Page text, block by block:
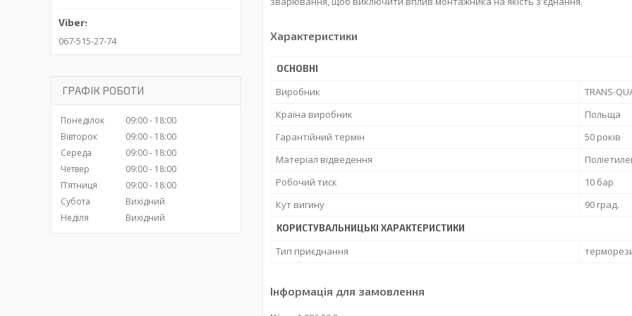
Характеристики
ОСНОВНІ
Виробник
TRANS-
Країна виробник
Польща
Гарантійний термін
50 років
Матеріал відведення
Робочий тиск
10 бар
Кут вигину
90 град.
КОРИСТУВАЛЬНИЦЬКІ ХАРАКТЕРИСТИКИ
Тип приєднання
Інформація для замовлення
067-515-27-74
ГРАФІК РОБОТИ
Понеділок 09:00
18:00
Вівторок
09:00
18:00
Середа
09:00
18:00
Четвер
09:00
18:00
Пʼятниця
09:00
18:00
Субота
Вихідний
Неділя
Вихідний